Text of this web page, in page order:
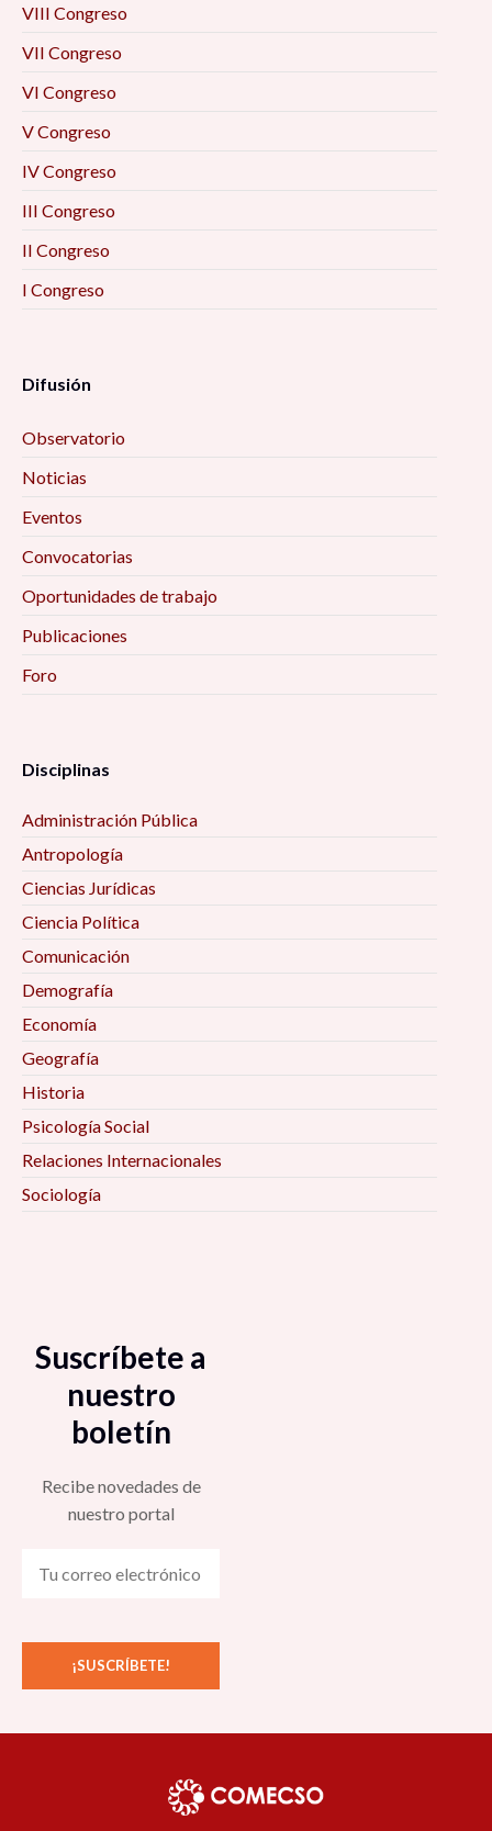
VIII Congreso
VII Congreso
VI Congreso
V Congreso
IV Congreso
III Congreso
II Congreso
I Congreso
Difusión
Observatorio
Noticias
Eventos
Convocatorias
Oportunidades de trabajo
Publicaciones
Foro
Disciplinas
Administración Pública
Antropología
Ciencias Jurídicas
Ciencia Política
Comunicación
Demografía
Economía
Geografía
Historia
Psicología Social
Relaciones Internacionales
Sociología
Suscríbete a
nuestro
boletín
Recibe novedades de
nuestro portal